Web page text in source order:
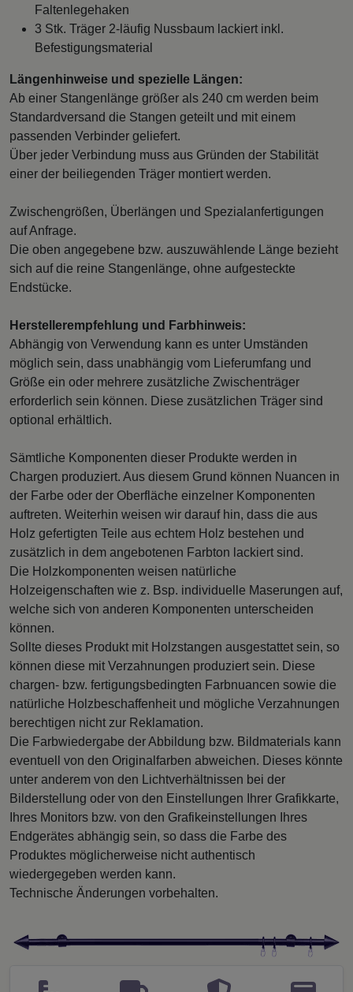
Faltenlegehaken
3 Stk. Träger 2-läufig Nussbaum lackiert inkl.
Befestigungsmaterial
Längenhinweise und spezielle Längen:
Ab einer Stangenlänge größer als 240 cm werden beim
Standardversand die Stangen geteilt und mit einem
passenden Verbinder geliefert.
Über jeder Verbindung muss aus Gründen der Stabilität
einer der beiliegenden Träger montiert werden.
Zwischengrößen, Überlängen und Spezialanfertigungen
auf Anfrage.
Die oben angegebene bzw. auszuwählende Länge bezieht
sich auf die reine Stangenlänge, ohne aufgesteckte
Endstücke.
Herstellerempfehlung und Farbhinweis:
Abhängig von Verwendung kann es unter Umständen
möglich sein, dass unabhängig vom Lieferumfang und
Größe ein oder mehrere zusätzliche Zwischenträger
erforderlich sein können. Diese zusätzlichen Träger sind
optional erhältlich.
Sämtliche Komponenten dieser Produkte werden in
Chargen produziert. Aus diesem Grund können Nuancen in
der Farbe oder der Oberfläche einzelner Komponenten
auftreten. Weiterhin weisen wir darauf hin, dass die aus
Holz gefertigten Teile aus echtem Holz bestehen und
zusätzlich in dem angebotenen Farbton lackiert sind.
Die Holzkomponenten weisen natürliche
Holzeigenschaften wie z. Bsp. individuelle Maserungen auf,
welche sich von anderen Komponenten unterscheiden
können.
Sollte dieses Produkt mit Holzstangen ausgestattet sein, so
können diese mit Verzahnungen produziert sein. Diese
chargen- bzw. fertigungsbedingten Farbnuancen sowie die
natürliche Holzbeschaffenheit und mögliche Verzahnungen
berechtigen nicht zur Reklamation.
Die Farbwiedergabe der Abbildung bzw. Bildmaterials kann
eventuell von den Originalfarben abweichen. Dieses könnte
unter anderem von den Lichtverhältnissen bei der
Bilderstellung oder von den Einstellungen Ihrer Grafikkarte,
Ihres Monitors bzw. von den Grafikeinstellungen Ihres
Endgerätes abhängig sein, so dass die Farbe des
Produktes möglicherweise nicht authentisch
wiedergegeben werden kann.
Technische Änderungen vorbehalten.